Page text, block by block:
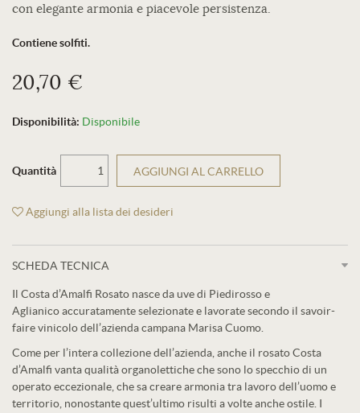
con elegante armonia e piacevole persistenza.
Contiene solfiti.
20,70 €
Disponibilità: Disponibile
Quantità AGGIUNGI AL CARRELLO
Aggiungi alla lista dei desideri
SCHEDA TECNICA
Il Costa d’Amalfi Rosato nasce da uve di Piedirosso e
Aglianico accuratamente selezionate e lavorate secondo il savoir-
faire vinicolo dell’azienda campana Marisa Cuomo.
Come per l’intera collezione dell’azienda, anche il rosato Costa
d’Amalfi vanta qualità organolettiche che sono lo specchio di un
operato eccezionale, che sa creare armonia tra lavoro dell’uomo e
territorio, nonostante quest’ultimo risulti a volte anche ostile. I